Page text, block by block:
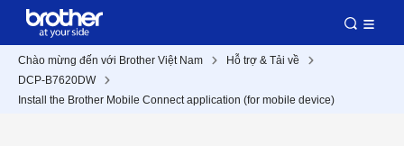
Chào mừng đến với Brother Việt Nam
Hỗ trợ & Tải về
DCP-B7620DW
Install the Brother Mobile Connect application (for mobile device)